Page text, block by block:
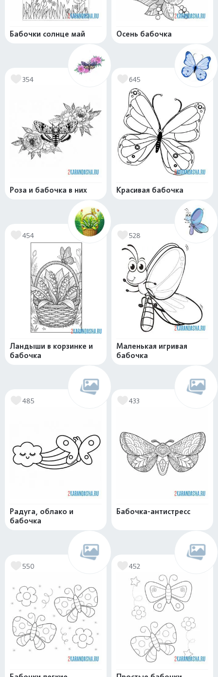
Бабочки солнце май Осень бабочка
354
Роза и бабочка в них
645
Красивая бабочка
454
Ландыши в корзинке и
бабочка
528
Маленькая игривая
бабочка
485
Радуга, облако и
бабочка
433
Бабочка-антистресс
550 452